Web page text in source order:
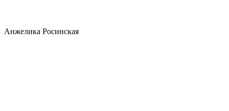
Анжелика Росинская